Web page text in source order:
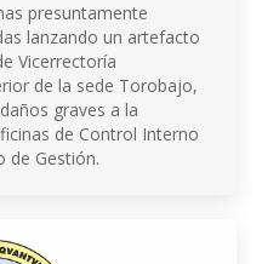
presuntamente
lanzando un artefacto
Vicerrectoría
de la sede Torobajo,
graves a la
de Control Interno
de Gestión.